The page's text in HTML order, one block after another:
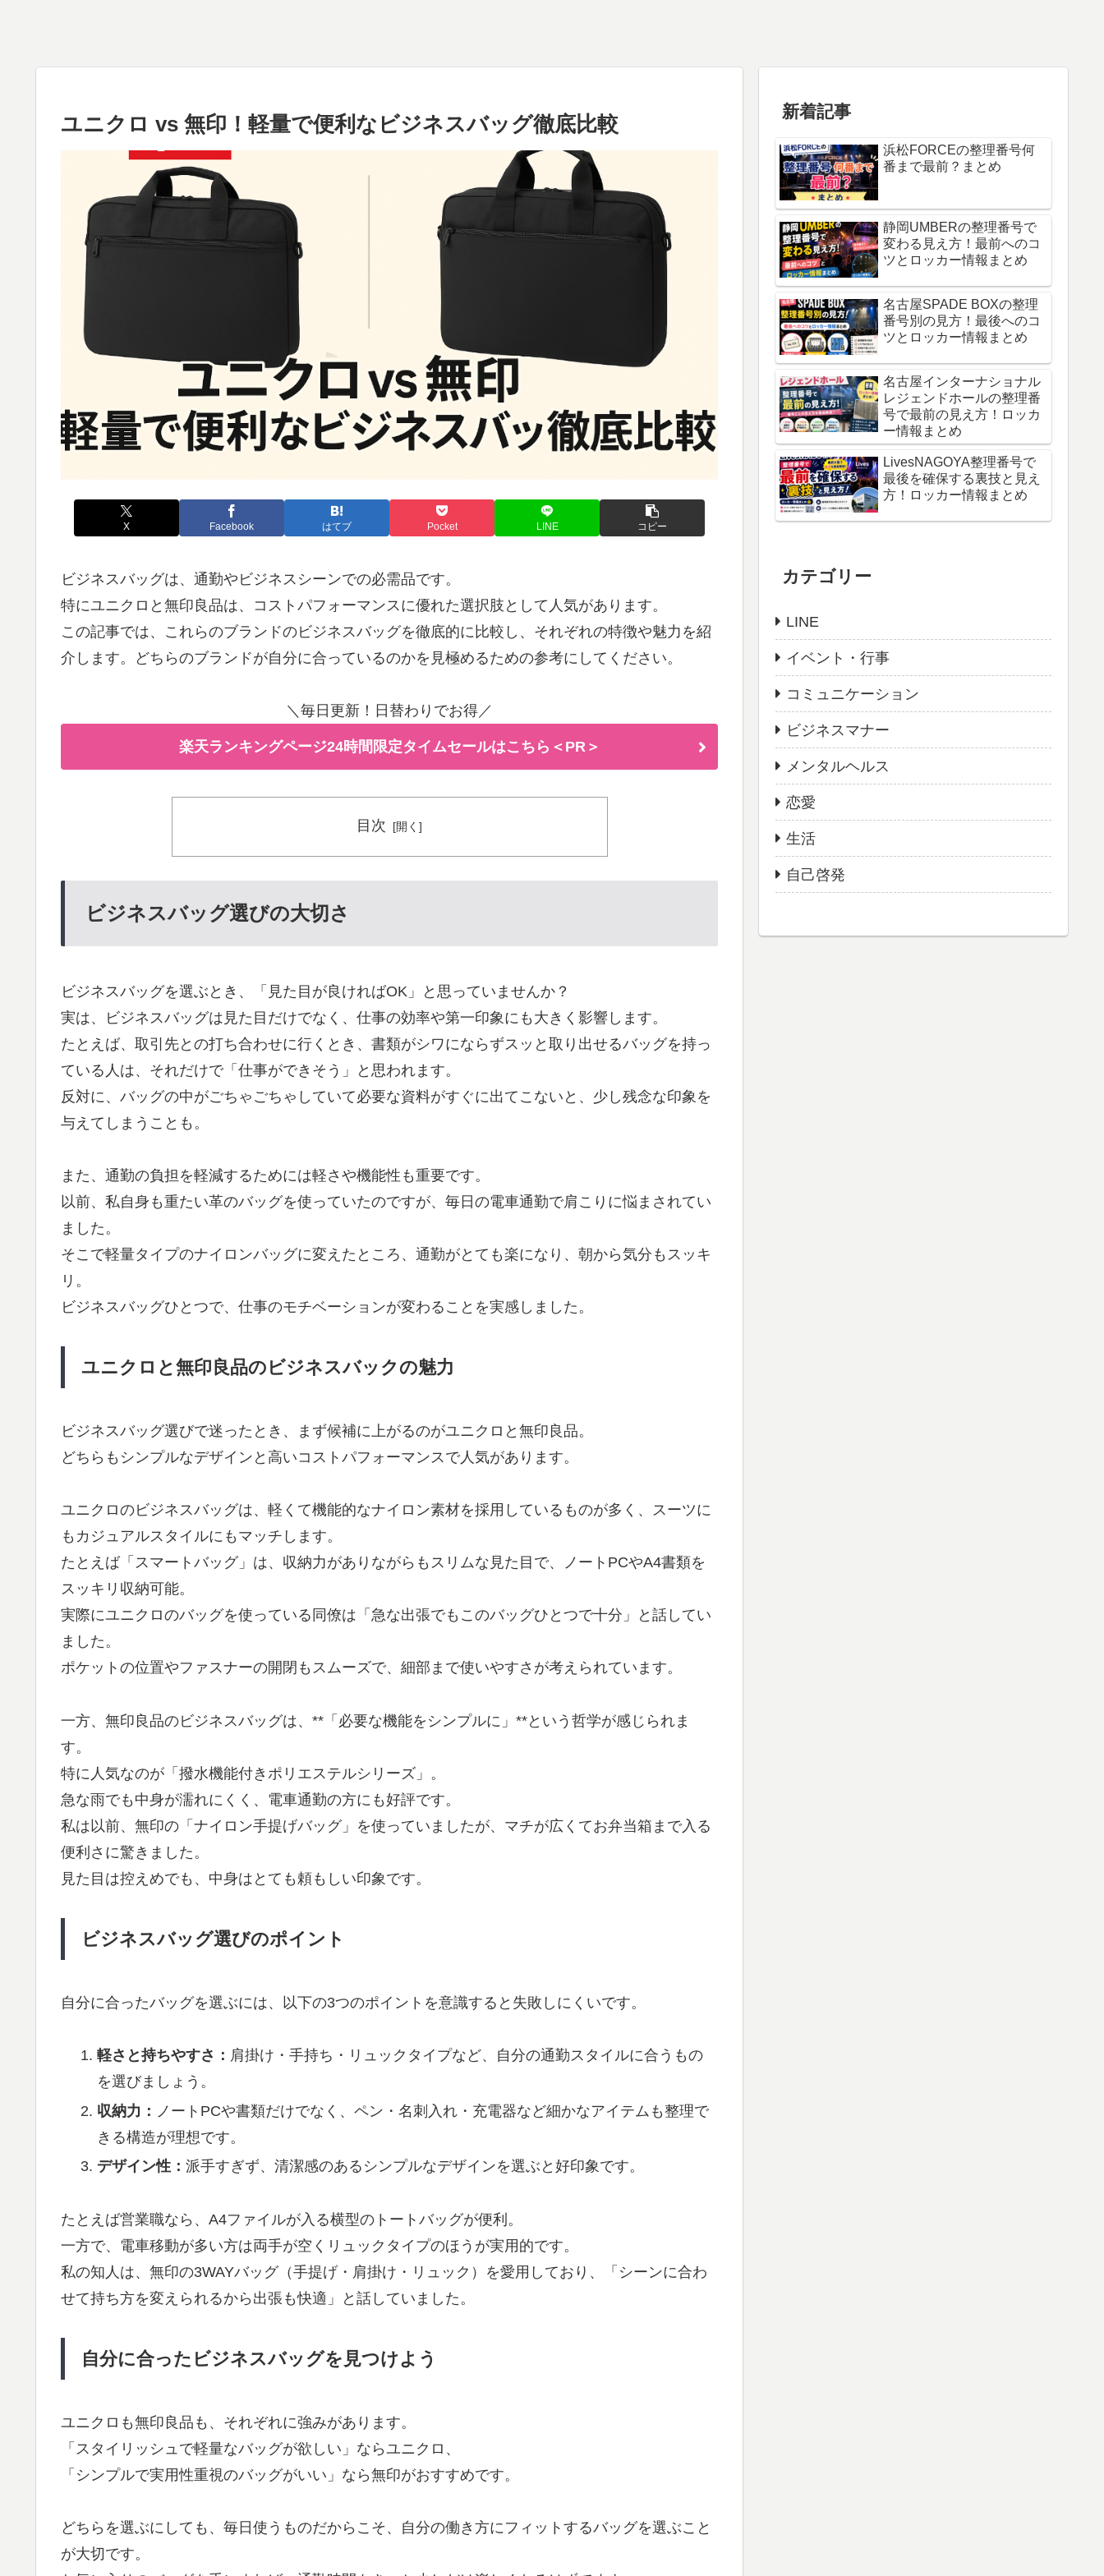
ユニクロ vs 無印！軽量で便利なビジネスバッグ徹底比較
X Facebook はてブ Pocket LINE コピー
ビジネスバッグは、通勤やビジネスシーンでの必需品です。
特にユニクロと無印良品は、コストパフォーマンスに優れた選択肢として人気があります。
この記事では、これらのブランドのビジネスバッグを徹底的に比較し、それぞれの特徴や魅力を紹
介します。どちらのブランドが自分に合っているのかを見極めるための参考にしてください。
＼毎日更新！日替わりでお得／
楽天ランキングページ24時間限定タイムセールはこちら＜PR＞
目次
ビジネスバッグ選びの大切さ
ビジネスバッグを選ぶとき、「見た目が良ければOK」と思っていませんか？
実は、ビジネスバッグは見た目だけでなく、仕事の効率や第一印象にも大きく影響します。
たとえば、取引先との打ち合わせに行くとき、書類がシワにならずスッと取り出せるバッグを持っ
ている人は、それだけで「仕事ができそう」と思われます。
反対に、バッグの中がごちゃごちゃしていて必要な資料がすぐに出てこないと、少し残念な印象を
与えてしまうことも。
また、通勤の負担を軽減するためには軽さや機能性も重要です。
以前、私自身も重たい革のバッグを使っていたのですが、毎日の電車通勤で肩こりに悩まされてい
ました。
そこで軽量タイプのナイロンバッグに変えたところ、通勤がとても楽になり、朝から気分もスッキ
リ。
ビジネスバッグひとつで、仕事のモチベーションが変わることを実感しました。
ユニクロと無印良品のビジネスバックの魅力
ビジネスバッグ選びで迷ったとき、まず候補に上がるのがユニクロと無印良品。
どちらもシンプルなデザインと高いコストパフォーマンスで人気があります。
ユニクロのビジネスバッグは、軽くて機能的なナイロン素材を採用しているものが多く、スーツに
もカジュアルスタイルにもマッチします。
たとえば「スマートバッグ」は、収納力がありながらもスリムな見た目で、ノートPCやA4書類を
スッキリ収納可能。
実際にユニクロのバッグを使っている同僚は「急な出張でもこのバッグひとつで十分」と話してい
ました。
ポケットの位置やファスナーの開閉もスムーズで、細部まで使いやすさが考えられています。
一方、無印良品のビジネスバッグは、**「必要な機能をシンプルに」**という哲学が感じられま
す。
特に人気なのが「撥水機能付きポリエステルシリーズ」。
急な雨でも中身が濡れにくく、電車通勤の方にも好評です。
私は以前、無印の「ナイロン手提げバッグ」を使っていましたが、マチが広くてお弁当箱まで入る
便利さに驚きました。
見た目は控えめでも、中身はとても頼もしい印象です。
ビジネスバッグ選びのポイント
自分に合ったバッグを選ぶには、以下の3つのポイントを意識すると失敗しにくいです。
軽さと持ちやすさ： 肩掛け・手持ち・リュックタイプなど、自分の通勤スタイルに合うもの
を選びましょう。
収納力： ノートPCや書類だけでなく、ペン・名刺入れ・充電器など細かなアイテムも整理で
きる構造が理想です。
デザイン性： 派手すぎず、清潔感のあるシンプルなデザインを選ぶと好印象です。
たとえば営業職なら、A4ファイルが入る横型のトートバッグが便利。
一方で、電車移動が多い方は両手が空くリュックタイプのほうが実用的です。
私の知人は、無印の3WAYバッグ（手提げ・肩掛け・リュック）を愛用しており、「シーンに合わ
せて持ち方を変えられるから出張も快適」と話していました。
自分に合ったビジネスバッグを見つけよう
ユニクロも無印良品も、それぞれに強みがあります。
「スタイリッシュで軽量なバッグが欲しい」ならユニクロ、
「シンプルで実用性重視のバッグがいい」なら無印がおすすめです。
どちらを選ぶにしても、毎日使うものだからこそ、自分の働き方にフィットするバッグを選ぶこと
が大切です。
新着記事
浜松FORCEの整理番号何
番まで最前？まとめ
静岡UMBERの整理番号で
変わる見え方！最前へのコ
ツとロッカー情報まとめ
名古屋SPADE BOXの整理
番号別の見方！最後へのコ
ツとロッカー情報まとめ
名古屋インターナショナル
レジェンドホールの整理番
号で最前の見え方！ロッカ
ー情報まとめ
LivesNAGOYA整理番号で
最後を確保する裏技と見え
方！ロッカー情報まとめ
カテゴリー
LINE
イベント・行事
コミュニケーション
ビジネスマナー
メンタルヘルス
恋愛
生活
自己啓発